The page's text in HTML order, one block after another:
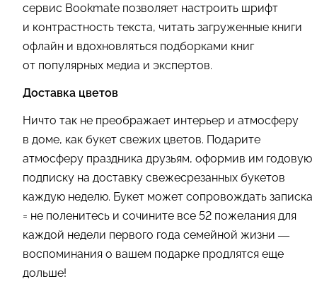
сервис Bookmate позволяет настроить шрифт
и контрастность текста, читать загруженные книги
офлайн и вдохновляться подборками книг
от популярных медиа и экспертов.
Доставка цветов
Ничто так не преображает интерьер и атмосферу
в доме, как букет свежих цветов. Подарите
атмосферу праздника друзьям, оформив им годовую
подписку на доставку свежесрезанных букетов
каждую неделю. Букет может сопровождать записка
= не поленитесь и сочините все 52 пожелания для
каждой недели первого года семейной жизни —
воспоминания о вашем подарке продлятся еще
дольше!